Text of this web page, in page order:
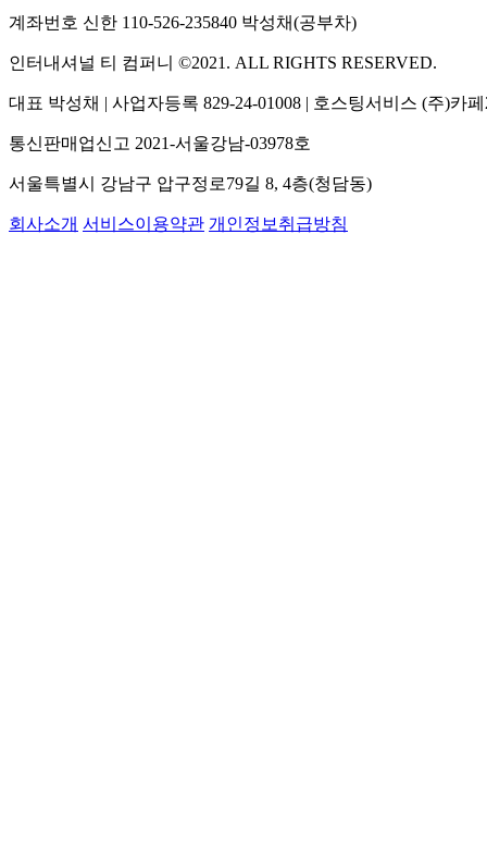
계좌번호 신한 110-526-235840 박성채(공부차)
인터내셔널 티 컴퍼니 ©2021. ALL RIGHTS RESERVED.
대표 박성채 | 사업자등록 829-24-01008 | 호스팅서비스 (주)카페
통신판매업신고 2021-서울강남-03978호
서울특별시 강남구 압구정로79길 8, 4층(청담동)
회사소개 서비스이용약관 개인정보취급방침